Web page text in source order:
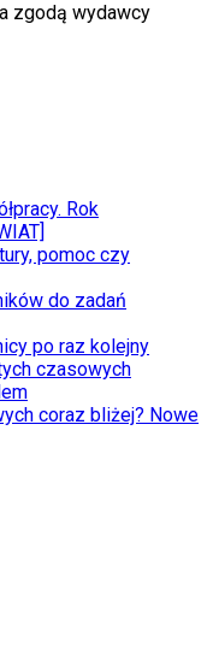
zgodą wydawcy
Rok
pomoc czy
do zadań
po raz kolejny
czasowych
coraz bliżej? Nowe